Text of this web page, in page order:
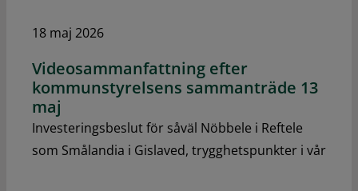
18 maj 2026
Videosammanfattning efter
kommunstyrelsens sammanträde 13
maj
Investeringsbeslut för såväl Nöbbele i Reftele
som Smålandia i Gislaved, trygghetspunkter i vår